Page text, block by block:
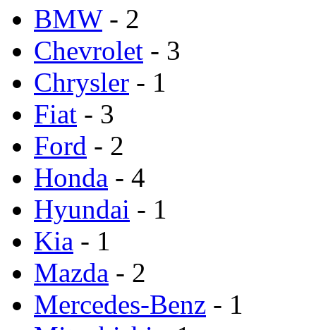
BMW- 2
Chevrolet - 3
Chrysler - 1
Fiat - 3
Ford - 2
Honda - 4
Hyundai - 1
Kia - 1
Mazda - 2
Mercedes-Benz - 1